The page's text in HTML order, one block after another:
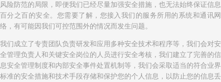
风险防范的局限，即便我们已经尽量加强安全措施，也无法始终保证信息
百分之百的安全。您需要了解，您接入我们的服务所用的系统和通讯网
络，有可能因我们可控范围外的情况而发生问题。
我们成立了专责团队负责研发和应用多种安全技术和程序等，我们会对安
全管理负责人和关键安全岗位的人员进行安全考核，我们建立了完善的信
息安全管理制度和内部安全事件处置机制等，我们会采取适当的符合业界
标准的安全措施和技术手段存储和保护您的个人信息，以防止您的信息丢